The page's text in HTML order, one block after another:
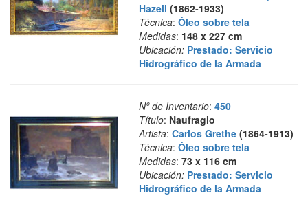
Hazell (1862-1933)
Técnica: Óleo sobre tela
Medidas: 148 x 227 cm
Ubicación: Prestado: Servicio
Hidrográfico de la Armada
Nº de Inventario: 450
Título: Naufragio
Artista: Carlos Grethe(1864-1913)
Técnica: Óleo sobre tela
Medidas: 73 x 116 cm
Ubicación: Prestado: Servicio
Hidrográfico de la Armada